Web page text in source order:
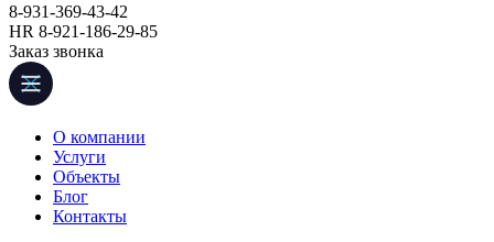
8-931-369-43-42
HR 8-921-186-29-85
Заказ звонка
О компании
Услуги
Объекты
Блог
Контакты